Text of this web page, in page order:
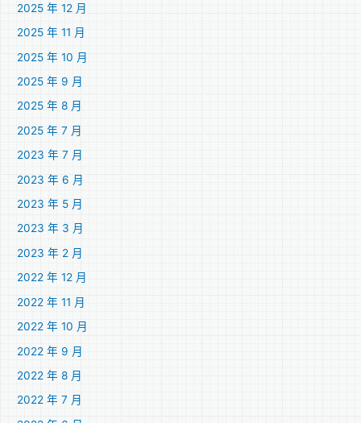
2025 年 12 月
2025 年 11 月
2025 年 10 月
2025 年 9 月
2025 年 8 月
2025 年 7 月
2023 年 7 月
2023 年 6 月
2023 年 5 月
2023 年 3 月
2023 年 2 月
2022 年 12 月
2022 年 11 月
2022 年 10 月
2022 年 9 月
2022 年 8 月
2022 年 7 月